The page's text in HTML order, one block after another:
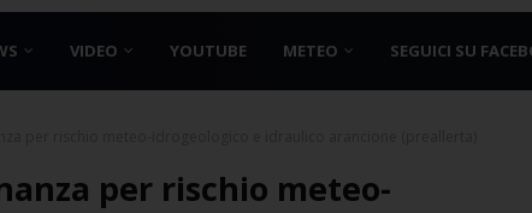
VIDEO YOUTUBE METEO SEGUICI SU
per rischio meteo-